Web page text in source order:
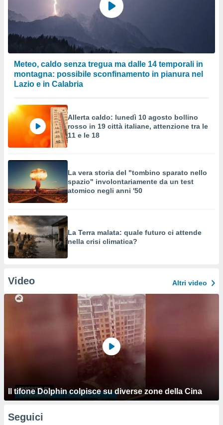
Meteo, caldo senza tregua ma dalle 14 temporali in
montagna: possibile sconfinamento in pianura nel
Lazio e in Calabria
Allerta caldo: lunedì 10 agosto bollino
rosso in 19 città italiane, attenzione tra le
11 e le 18
La vera storia del "tombino sparato nello
spazio" involontariamente da un test
atomico negli anni '50
La Terra malata: quale futuro ci attende
nella crisi climatica?
Video Altri video
Il tifone Dolphin colpisce su diverse zone della Cina
Seguici